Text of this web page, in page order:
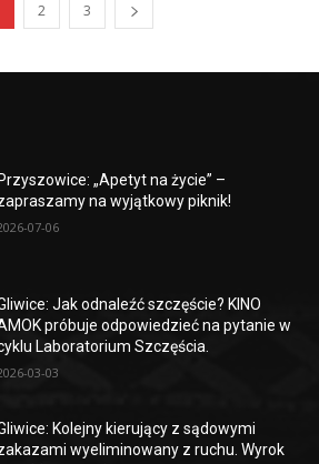
2 3
Przyszowice: „Apetyt na życie” –
na wyjątkowy piknik!
07-06
Jak odnaleźć szczęście? KINO
próbuje odpowiedzieć na pytanie w
Laboratorium Szczęścia.
03-03
Kolejny kierujący z sądowymi
wyeliminowany z ruchu. Wyrok